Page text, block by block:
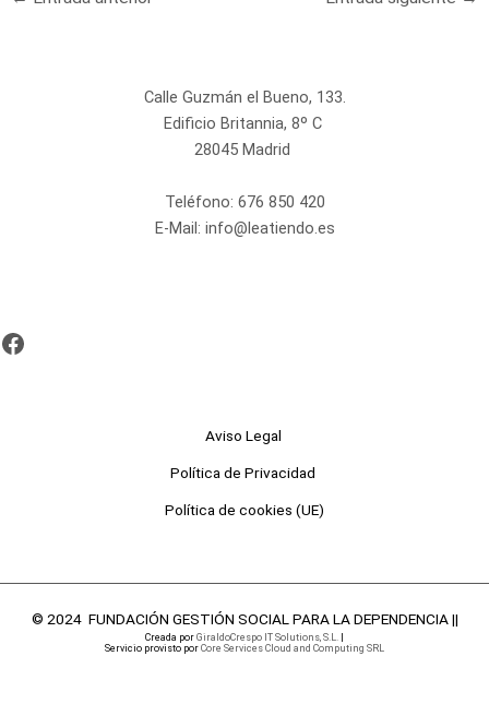
Calle Guzmán el Bueno, 133.
Edificio Britannia, 8º C
28045 Madrid
Teléfono: 676 850 420
E-Mail: info@leatiendo.es
Aviso Legal
Política de Privacidad
Política de cookies (UE)
© 2024 FUNDACIÓN GESTIÓN SOCIAL PARA LA DEPENDENCIA ||
Creada por GiraldoCrespo IT Solutions, S.L.
Servicio provisto por Core Services Cloud and Computing SRL